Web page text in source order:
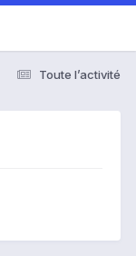
Toute l’activité